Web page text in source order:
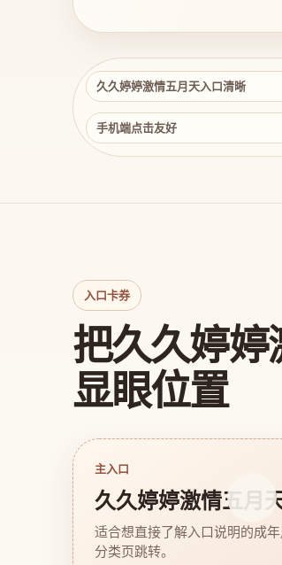
久久婷婷激情五月天入口清晰
手机端点击友好
入口卡券
把久久婷
显眼位置
主入口
久久婷婷激情五月
适合想直接了解入口说明的成
分类页跳转。